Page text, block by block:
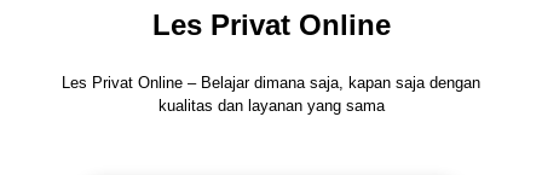
Les Privat Online
Les Privat Online – Belajar dimana saja, kapan saja dengan
kualitas dan layanan yang sama